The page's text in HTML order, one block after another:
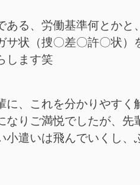
ある、労働基準何とかと
サ状（捜〇差〇許〇状）
します笑
に、これを分かりやすく
りご満悦でしたが、先
小遣いは飛んでいくし、